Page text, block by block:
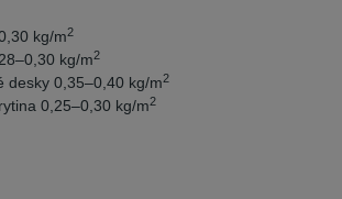
kg/m2
kg/m2
desky 0,35–0,40 kg/m2
0,25–0,30 kg/m2